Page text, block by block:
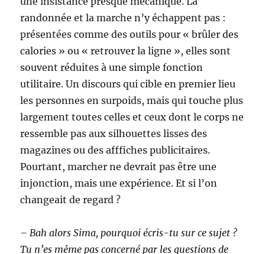
randonnée et la marche n’y échappent pas :
présentées comme des outils pour « brûler des
calories » ou « retrouver la ligne », elles sont
souvent réduites à une simple fonction
utilitaire. Un discours qui cible en premier lieu
les personnes en surpoids, mais qui touche plus
largement toutes celles et ceux dont le corps ne
ressemble pas aux silhouettes lisses des
magazines ou des afffiches publicitaires.
Pourtant, marcher ne devrait pas être une
injonction, mais une expérience. Et si l’on
changeait de regard ?
– Bah alors Sima, pourquoi écris-tu sur ce sujet ?
Tu n’es même pas concerné par les questions de